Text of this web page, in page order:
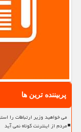
پربیننده ترین ها
می خواهید وزیر ارتباطات را
مردم از اینترنت کوتاه نمی آید